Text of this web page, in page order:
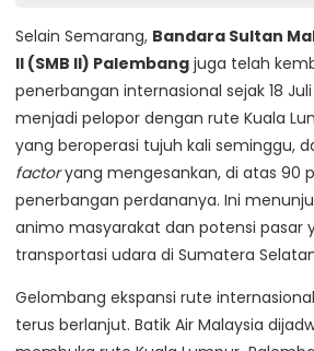
Selain Semarang, Bandara Sultan
II (SMB II) Palembang juga telah
penerbangan internasional sejak 18 Juli
menjadi pelopor dengan rute Kuala
yang beroperasi tujuh kali seminggu,
factoryang mengesankan, di atas 90
penerbangan perdananya. Ini
animo masyarakat dan potensi pasar
transportasi udara di Sumatera
Gelombang ekspansi rute
terus berlanjut. Batik Air Malaysia